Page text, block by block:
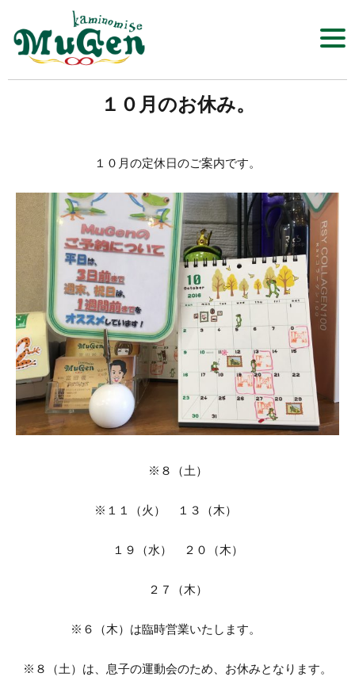
髪の店 MuGen
Click​
１０月のお休み。
１０月の定休日のご案内です。
※８（土）
※１１（火） １３（木）
１９（水） ２０（木）
２７（木）
※６（木）は臨時営業いたします。
※８（土）は、息子の運動会のため、お休みとなります。